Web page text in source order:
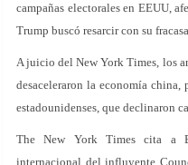
campañas electorales en EEUU,
Trump buscó resarcir con su
A juicio del New York Times, los
desaceleraron la economía china,
estadounidenses, que declinaron
The New York Times cita a
internacional del influyente